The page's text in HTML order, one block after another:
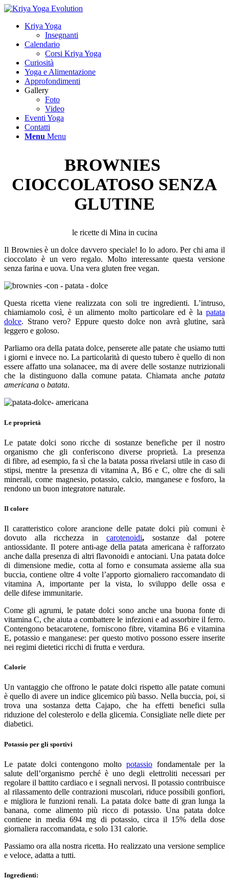
Kriya Yoga
Insegnanti
Calendario
Corsi Kriya Yoga
Curiosità
Yoga e Alimentazione
Approfondimenti
Gallery
Foto
Video
Eventi Yoga
Contatti
Menu Menu
BROWNIES
CIOCCOLATOSO SENZA
GLUTINE
le ricette di Mina in cucina
Il Brownies è un dolce davvero speciale! Io lo adoro. Per chi ama il
cioccolato è un vero regalo. Molto interessante questa versione
senza farina e uova. Una vera gluten free vegan.
Questa ricetta viene realizzata con soli tre ingredienti. L’intruso,
chiamiamolo così, è un alimento molto particolare ed è la patata
dolce. Strano vero? Eppure questo dolce non avrà glutine, sarà
leggero e goloso.
Parliamo ora della patata dolce, penserete alle patate che usiamo tutti
i giorni e invece no. La particolarità di questo tubero è quello di non
essere affatto una solanacee, ma di avere delle sostanze nutrizionali
che la distinguono dalla comune patata. Chiamata anche patata
americana o batata.
Le proprietà
Le patate dolci sono ricche di sostanze benefiche per il nostro
organismo che gli conferiscono diverse proprietà. La presenza
di fibre, ad esempio, fa sì che la batata possa rivelarsi utile in caso di
stipsi, mentre la presenza di vitamina A, B6 e C, oltre che di sali
minerali, come magnesio, potassio, calcio, manganese e fosforo, la
rendono un buon integratore naturale.
Il colore
Il caratteristico colore arancione delle patate dolci più comuni è
dovuto alla ricchezza in
carotenoidi,sostanze dal potere
antiossidante. Il potere anti-age della patata americana è rafforzato
anche dalla presenza di altri flavonoidi e antociani. Una patata dolce
di dimensione medie, cotta al forno e consumata assieme alla sua
buccia, contiene oltre 4 volte l’apporto giornaliero raccomandato di
vitamina A, importante per la vista, lo sviluppo delle ossa e
delle difese immunitarie.
Come gli agrumi, le patate dolci sono anche una buona fonte di
vitamina C, che aiuta a combattere le infezioni e ad assorbire il ferro.
Contengono betacarotene, forniscono fibre, vitamina B6 e vitamina
E, potassio e manganese: per questo motivo possono essere inserite
nei regimi dietetici ricchi di frutta e verdura.
Calorie
Un vantaggio che offrono le patate dolci rispetto alle patate comuni
è quello di avere un indice glicemico più basso. Nella buccia, poi, si
trova una sostanza detta Cajapo, che ha effetti benefici sulla
riduzione del colesterolo e della glicemia. Consigliate nelle diete per
diabetici.
Potassio per gli sportivi
Le patate dolci contengono molto potassiofondamentale per la
salute dell’organismo perché è uno degli elettroliti necessari per
regolare il battito cardiaco e i segnali nervosi. Il potassio contribuisce
al rilassamento delle contrazioni muscolari, riduce possibili gonfiori,
e migliora le funzioni renali. La patata dolce batte di gran lunga la
banana, come alimento più ricco di potassio. Una patata dolce
contiene in media 694 mg di potassio, circa il 15% della dose
giornaliera raccomandata, e solo 131 calorie.
Passiamo ora alla nostra ricetta. Ho realizzato una versione semplice
e veloce, adatta a tutti.
Ingredienti: